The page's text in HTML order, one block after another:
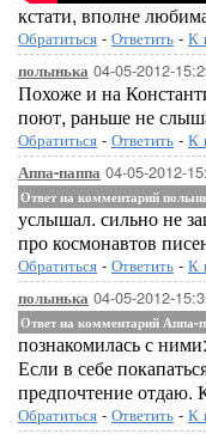
кстати, вполне
Обратиться - Ответить - К
полынька 04-05-2012-
Похоже и на
поют, раньше не
Обратиться - Ответить - К
Аппа-паппа 04-05-2012-
Ответ на комментарий
услышал. сильно не
про космонавтов
Обратиться - Ответить - К
полынька 04-05-2012-
Ответ на комментарий Аппа-
познакомилась с
Если в себе
предпочтение отдаю.
Обратиться - Ответить - К